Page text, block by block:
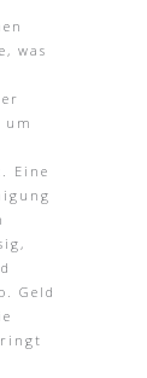
was
um
Eine
Geld